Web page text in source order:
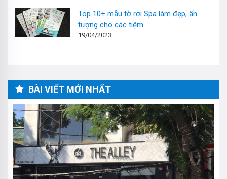
Top 10+ mẫu tờ rơi Spa làm đẹp, ấn
tượng cho các tiệm
19/04/2023
BÀI VIẾT MỚI NHẤT